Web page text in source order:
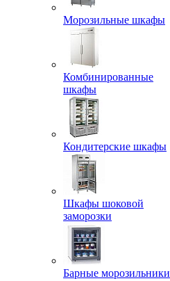
Морозильные шкафы
Комбинированные
шкафы
Кондитерские шкафы
Шкафы шоковой
заморозки
Барные морозильники